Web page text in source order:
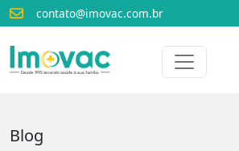
contato@imovac.com.br
Voltar para o início
Blog